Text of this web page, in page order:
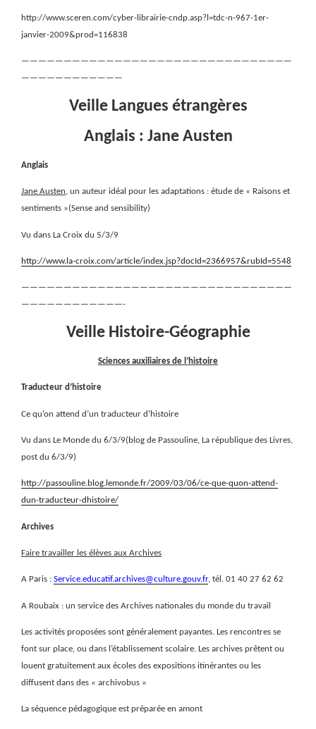
http://www.sceren.com/cyber-librairie-cndp.asp?l=tdc-n-967-1er-
janvier-2009&prod=116838
————————————————————————————————
————————————
Veille Langues étrangères
Anglais : Jane Austen
Anglais
Jane Austen, un auteur idéal pour les adaptations : étude de « Raisons et
sentiments »(Sense and sensibility)
Vu dans La Croix du 5/3/9
http://www.la-croix.com/article/index.jsp?docId=2366957&rubId=5548
————————————————————————————————
————————————-
Veille Histoire-Géographie
Sciences auxiliaires de l’histoire
Traducteur d’histoire
Ce qu’on attend d’un traducteur d’histoire
Vu dans Le Monde du 6/3/9(blog de Passouline, La république des Livres,
post du 6/3/9)
http://passouline.blog.lemonde.fr/2009/03/06/ce-que-quon-attend-
dun-traducteur-dhistoire/
Archives
Faire travailler les élèves aux Archives
A Paris : Service.educatif.archives@culture.gouv.fr, tél. 01 40 27 62 62
A Roubaix : un service des Archives nationales du monde du travail
Les activités proposées sont généralement payantes. Les rencontres se
font sur place, ou dans l’établissement scolaire. Les archives prêtent ou
louent gratuitement aux écoles des expositions itinérantes ou les
diffusent dans des « archivobus »
La séquence pédagogique est préparée en amont